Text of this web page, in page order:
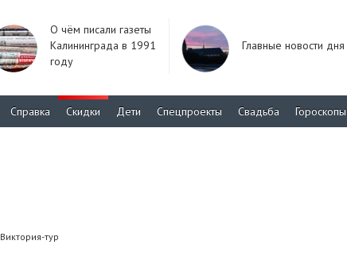
О чём писали газеты
Калининграда в 1991
году
Главные новости дня
Справка Скидки Дети Спецпроекты Свадьба Гороскопы
Виктория-тур